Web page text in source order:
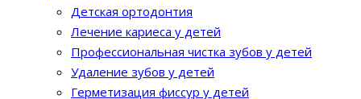
Детская ортодонтия
Лечение кариеса у детей
Профессиональная чистка зубов у детей
Удаление зубов у детей
Герметизация фиссур у детей